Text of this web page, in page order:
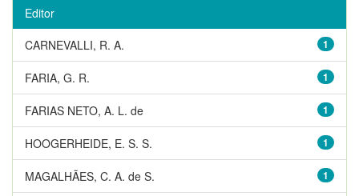
Editor
1
CARNEVALLI, R. A.
1
FARIA, G. R.
1
FARIAS NETO, A. L. de
1
HOOGERHEIDE, E. S. S.
1
MAGALHÃES, C. A. de S.